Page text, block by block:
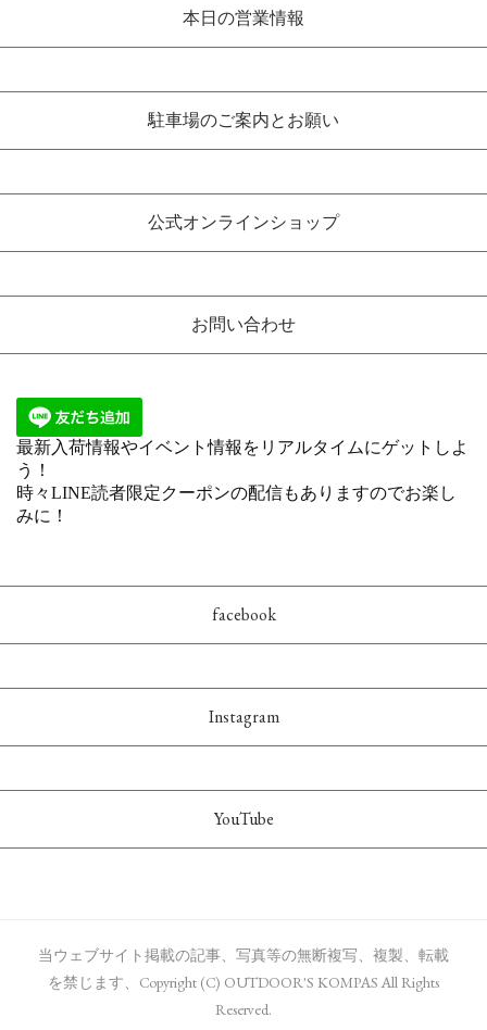
本日の営業情報
駐車場のご案内とお願い
公式オンラインショップ
お問い合わせ
facebook
Instagram
YouTube
当ウェブサイト掲載の記事、写真等の無断複写、複製、転載
を禁じます、Copyright (C) OUTDOOR'S KOMPAS All Rights
Reserved.